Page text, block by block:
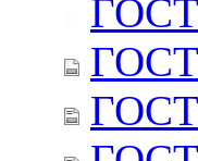
ГОСТ
ГОСТ
ГОСТ